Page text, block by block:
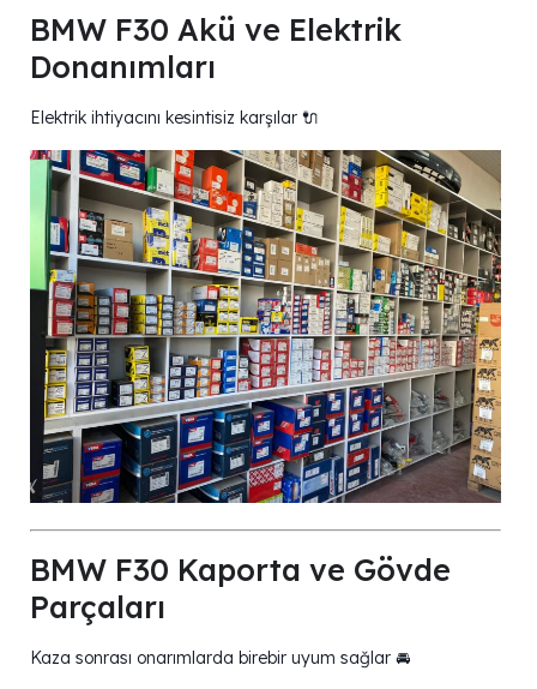
BMW F30 Akü ve Elektrik
Donanımları
Elektrik ihtiyacını kesintisiz karşılar 🔌
BMW F30 Kaporta ve Gövde
Parçaları
Kaza sonrası onarımlarda birebir uyum sağlar 🚘